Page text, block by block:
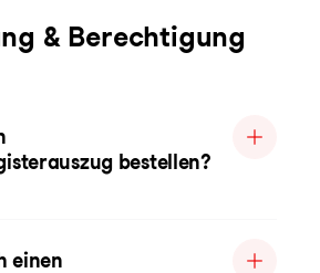
& Berechtigung
bestellen?
einen